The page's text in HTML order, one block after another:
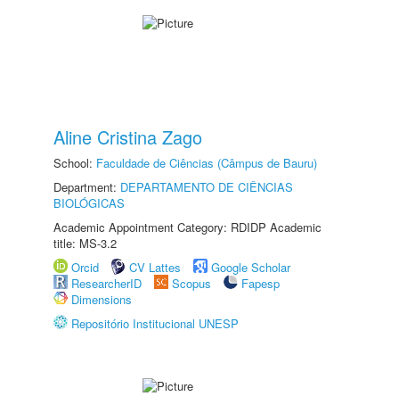
Aline Cristina Zago
School: Faculdade de Ciências (Câmpus de Bauru)
Department: DEPARTAMENTO DE CIÊNCIAS
BIOLÓGICAS
Academic Appointment Category: RDIDP Academic
title: MS-3.2
Orcid
CV Lattes
Google Scholar
ResearcherID
Scopus
Fapesp
Dimensions
Repositório Institucional UNESP